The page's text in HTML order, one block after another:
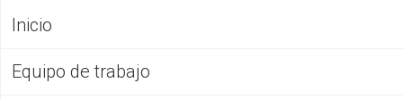
Inspecciones
Programas
Inicio
Equipo de trabajo